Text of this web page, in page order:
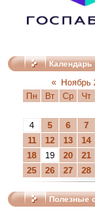
Календарь
« Ноябрь
Пн
Вт Ср Чт
4
5 6 7
11
12 13 14
18
19 20 21
25
26 27 28
Полезные